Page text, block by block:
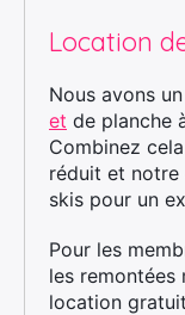
Location
Nous avons
et de planche
Combinez
réduit et
skis pour un
Pour les
les remontées
location